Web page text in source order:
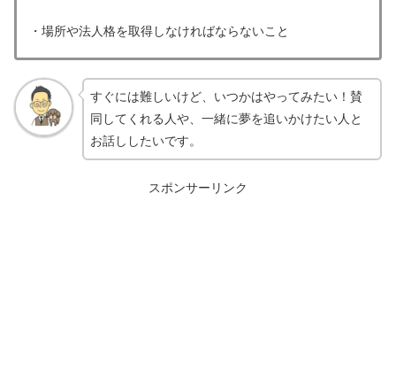
・場所や法人格を取得しなければならないこと
すぐには難しいけど、いつかはやってみたい！賛
同してくれる人や、一緒に夢を追いかけたい人と
お話ししたいです。
スポンサーリンク